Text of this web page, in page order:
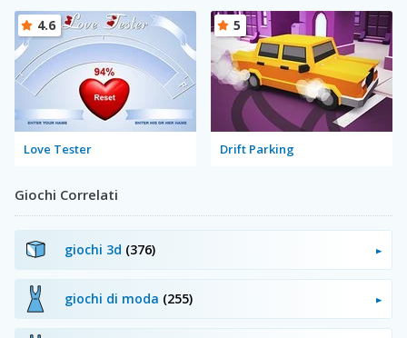
Love Tester
4.6
Drift Parking
5
Giochi Correlati
giochi 3d (376)
giochi di moda (255)